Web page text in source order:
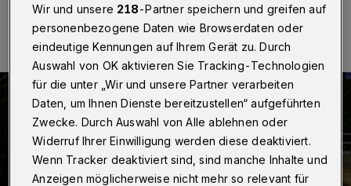
Bilderstrecke
Brand auf Reitsportanlage
Wir und unsere 218-Partner speichern und greifen auf
personenbezogene Daten wie Browserdaten oder
eindeutige Kennungen auf Ihrem Gerät zu. Durch
Auswahl von OK aktivieren Sie Tracking-Technologien
für die unter „Wir und unsere Partner verarbeiten
Daten, um Ihnen Dienste bereitzustellen“ aufgeführten
Zwecke. Durch Auswahl von Alle ablehnen oder
Widerruf Ihrer Einwilligung werden diese deaktiviert.
Wenn Tracker deaktiviert sind, sind manche Inhalte und
Anzeigen möglicherweise nicht mehr so relevant für